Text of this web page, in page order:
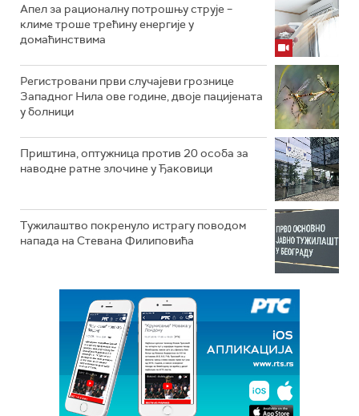
Апел за рационалну потрошњу струје –
климе троше трећину енергије у
домаћинствима
Регистровани први случајеви грознице
Западног Нила ове године, двоје пацијената
у болници
Приштина, оптужница против 20 особа за
наводне ратне злочине у Ђаковици
Тужилаштво покренуло истрагу поводом
напада на Стевана Филиповића